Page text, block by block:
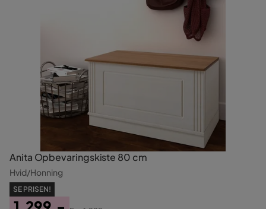
Anita Opbevaringskiste 80 cm
Hvid/Honning
SE PRISEN!